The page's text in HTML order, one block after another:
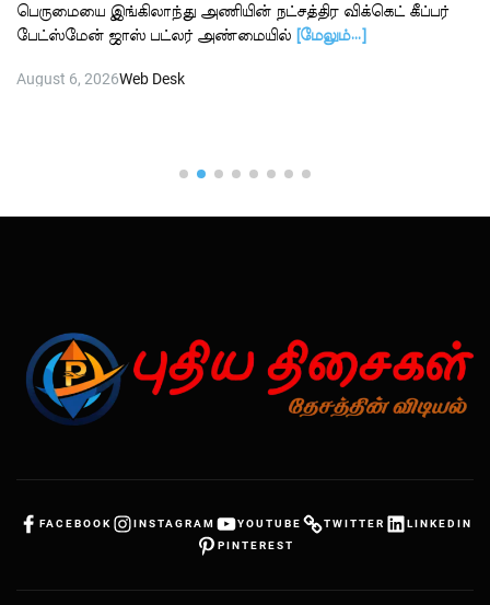
பெருமையை இங்கிலாந்து அணியின் நட்சத்திர விக்கெட் கீப்பர்
பேட்ஸ்மேன் ஜாஸ் பட்லர் அண்மையில்
[மேலும்…]
August 6, 2026Web Desk
FACEBOOK INSTAGRAM YOUTUBE TWITTER
LINKEDIN
PINTEREST